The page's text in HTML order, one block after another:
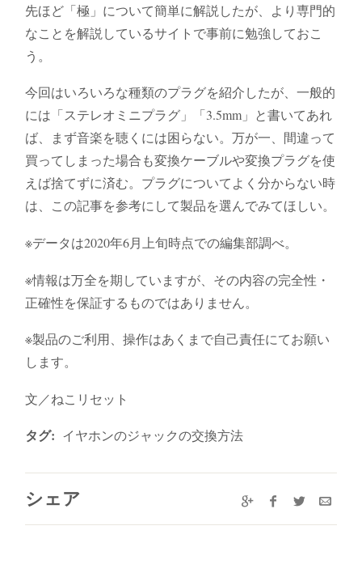
先ほど「極」について簡単に解説したが、より専門的
なことを解説しているサイトで事前に勉強しておこ
う。
今回はいろいろな種類のプラグを紹介したが、一般的
には「ステレオミニプラグ」「3.5mm」と書いてあれ
ば、まず音楽を聴くには困らない。万が一、間違って
買ってしまった場合も変換ケーブルや変換プラグを使
えば捨てずに済む。プラグについてよく分からない時
は、この記事を参考にして製品を選んでみてほしい。
※データは2020年6月上旬時点での編集部調べ。
※情報は万全を期していますが、その内容の完全性・
正確性を保証するものではありません。
※製品のご利用、操作はあくまで自己責任にてお願い
します。
文／ねこリセット
タグ: イヤホンのジャックの交換方法
シェア